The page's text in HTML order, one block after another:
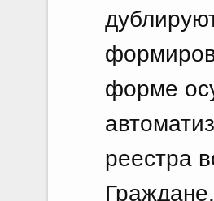
форме
реестра